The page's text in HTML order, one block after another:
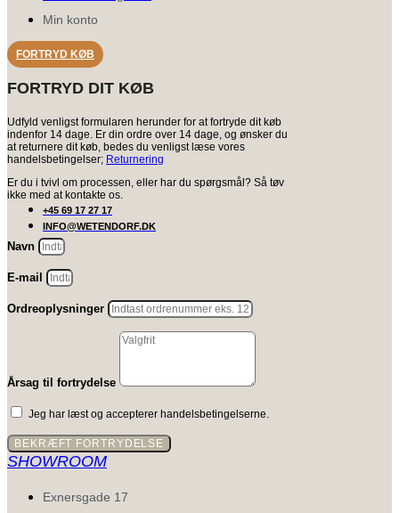
Min konto
FORTRYD KØB
FORTRYD DIT KØB
Udfyld venligst formularen herunder for at fortryde dit køb
indenfor 14 dage. Er din ordre over 14 dage, og ønsker du
at returnere dit køb, bedes du venligst læse vores
handelsbetingelser; Returnering
Er du i tvivl om processen, eller har du spørgsmål? Så tøv
ikke med at kontakte os.
+45 69 17 27 17
INFO@WETENDORF.DK
Navn
E-mail
Ordreoplysninger
Årsag til fortrydelse
Jeg har læst og accepterer handelsbetingelserne.
BEKRÆFT FORTRYDELSE
SHOWROOM
Exnersgade 17